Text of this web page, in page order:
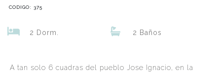
CODIGO: 375
2 Dorm. 2 Baños
A tan solo 6 cuadras del pueblo Jose Ignacio, en la